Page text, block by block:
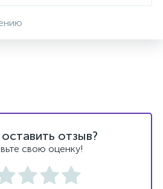
отзыв?
свою оценку!